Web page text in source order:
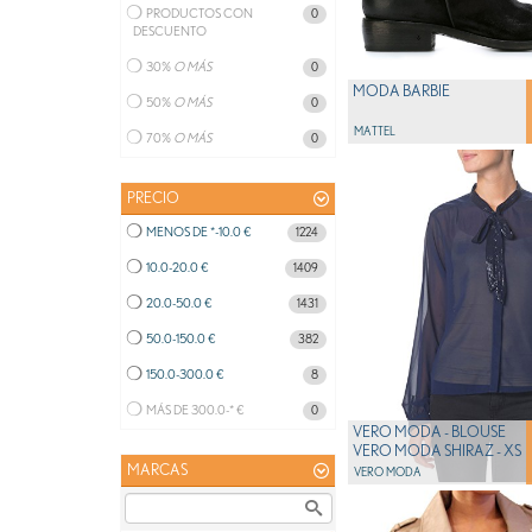
ROPA PEQUES
COMPLEMENTOS HOMBRE
JUGUETES PARA NIÑOS
COMPLEMENTOS UNISEX
0
PRODUCTOS CON
DESCUENTO
0
30% O MÁS
0
50% O MÁS
0
70% O MÁS
PRECIO
1224
MENOS DE *-10.0 €
1409
10.0-20.0 €
1431
20.0-50.0 €
382
50.0-150.0 €
8
150.0-300.0 €
0
MÁS DE 300.0-* €
MARCAS
MODA BARBIE
MATTEL
VERO MODA - BLOUSE
VERO MODA SHIRAZ - XS
VERO MODA